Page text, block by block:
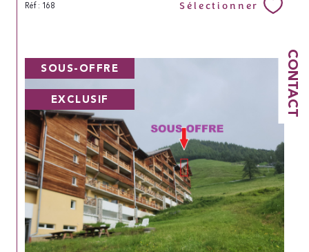
CONTACT
Réf : 168 Sélectionner
SOUS-OFFRE
EXCLUSIF